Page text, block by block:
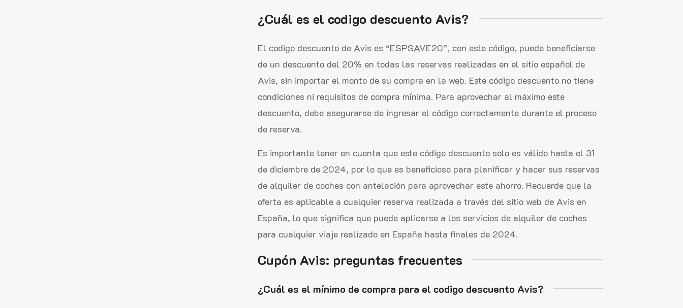
¿Cuál es el codigo descuento Avis?
El codigo descuento de Avis es “ESPSAVE20”, con este código, puede beneficiarse
de un descuento del 20% en todas las reservas realizadas en el sitio español de
Avis, sin importar el monto de su compra en la web. Este código descuento no tiene
condiciones ni requisitos de compra mínima. Para aprovechar al máximo este
descuento, debe asegurarse de ingresar el código correctamente durante el proceso
de reserva.
Es importante tener en cuenta que este código descuento solo es válido hasta el 31
de diciembre de 2024, por lo que es beneficioso para planificar y hacer sus reservas
de alquiler de coches con antelación para aprovechar este ahorro. Recuerde que la
oferta es aplicable a cualquier reserva realizada a través del sitio web de Avis en
España, lo que significa que puede aplicarse a los servicios de alquiler de coches
para cualquier viaje realizado en España hasta finales de 2024.
Cupón Avis: preguntas frecuentes
¿Cuál es el mínimo de compra para el codigo descuento Avis?